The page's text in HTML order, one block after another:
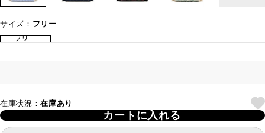
サイズ： フリー
フリー
在庫状況：在庫あり
カートに入れる